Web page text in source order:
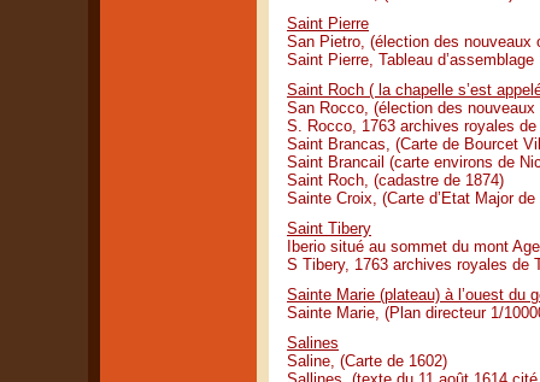
Saint Pierre
San Pietro, (élection des nouveaux
Saint Pierre, Tableau
Saint Roch ( la chapelle s’est
San Rocco, (élection des
S. Rocco, 1763 archives royales de
Saint Brancas, (Carte de Bourcet
Saint Brancail (carte environs de
Saint Roch, (cadastre de 1874)
Sainte Croix, (Carte d’Etat Major de
Saint Tibery
Iberio situé au sommet du mont
S Tibery, 1763 archives royales de
Sainte Marie (plateau) à l’ouest du
Sainte Marie, (Plan directeur 1/
Salines
Saline, (Carte de 1602)